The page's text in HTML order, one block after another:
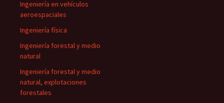
Ingeniería en vehículos
aeroespaciales
Ingeniería física
Ingeniería forestal y medio
natural
Ingeniería forestal y medio
natural, explotaciones
forestales